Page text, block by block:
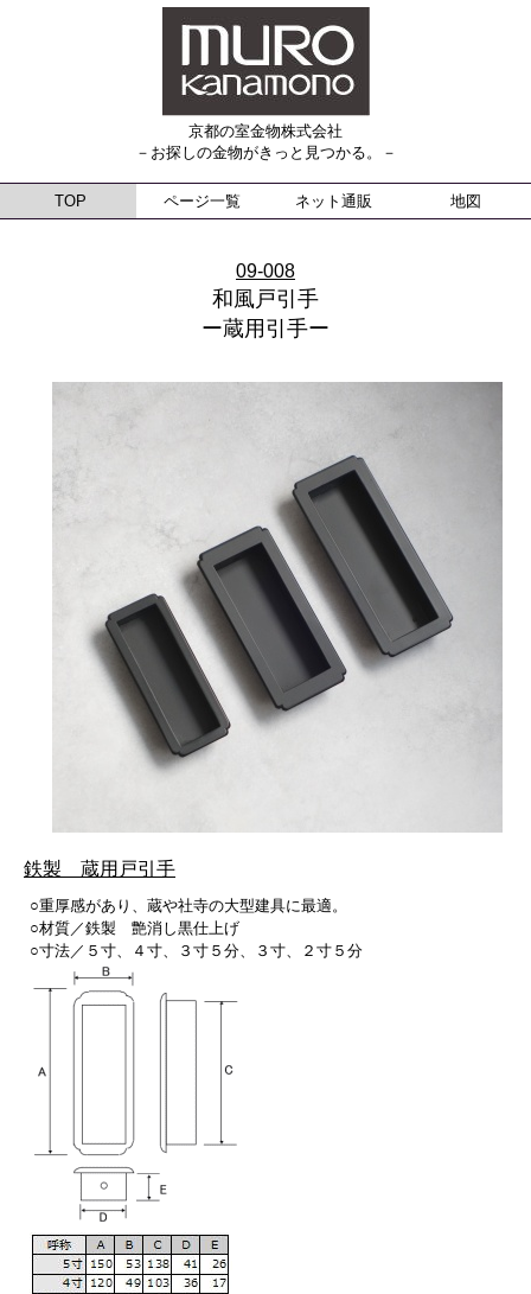
京都の室金物株式会社
－お探しの金物がきっと見つかる。－
TOP ページ一覧 ネット通販 地図
09-008
和風戸引手
ー蔵用引手ー
鉄製 蔵用戸引手
○重厚感があり、蔵や社寺の大型建具に最適。
○材質／鉄製 艶消し黒仕上げ
○寸法／５寸、４寸、３寸５分、３寸、２寸５分